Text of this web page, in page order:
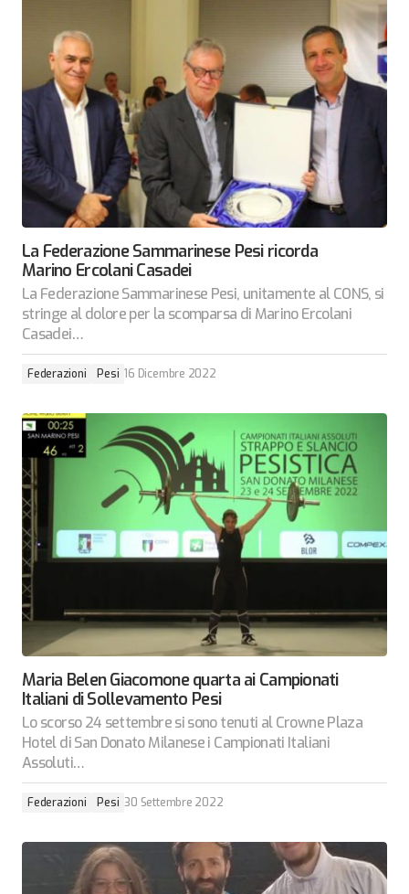
La Federazione Sammarinese Pesi ricorda
Marino Ercolani Casadei
La Federazione Sammarinese Pesi, unitamente al CONS, si
stringe al dolore per la scomparsa di Marino Ercolani
Casadei…
Federazioni Pesi 16 Dicembre 2022
Maria Belen Giacomone quarta ai Campionati
Italiani di Sollevamento Pesi
Lo scorso 24 settembre si sono tenuti al Crowne Plaza
Hotel di San Donato Milanese i Campionati Italiani
Assoluti…
Federazioni Pesi 30 Settembre 2022